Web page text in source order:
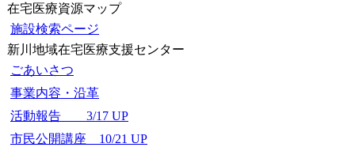
在宅医療資源マップ
施設検索ページ
新川地域在宅医療支援センター
ごあいさつ
事業内容・沿革
活動報告 3/17 UP
市民公開講座 10/21 UP